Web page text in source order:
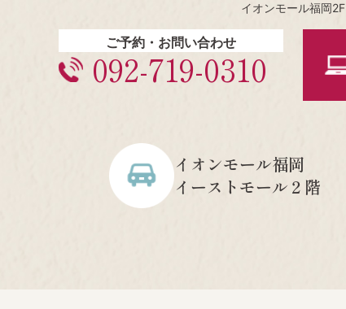
イオンモール福岡2F
ご予約・お問い合わせ
092-719-0310
イオンモール福岡
イーストモール２階